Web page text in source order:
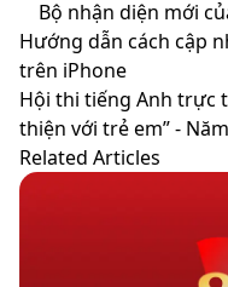
Bộ nhận diện mới
Hướng
dẫn
cách
cập
nhật
iOS
Hướng dẫn cách cập
trên iPhone
Hội
thi
tiếng
Anh
Hội thi tiếng Anh trực
thiện với trẻ em” -
Related Articles